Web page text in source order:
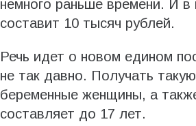
немного раньше времени. И в
составит 10 тысяч рублей.
Речь идет о новом едином
не так давно. Получать
беременные женщины, а
составляет до 17 лет.